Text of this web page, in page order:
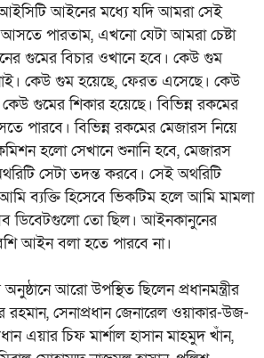
আইসিটি আইনের মধ্যে যদি আমরা সেই
পারতাম, এখনো যেটা আমরা চেষ্টা
গুমের বিচার ওখানে হবে। কেউ গুম
কেউ গুম হয়েছে, ফেরত এসেছে। কেউ
গুমের শিকার হয়েছে। বিভিন্ন রকমের
পারবে। বিভিন্ন রকমের মেজারস নিয়ে
হলো সেখানে শুনানি হবে, মেজারস
সেটা তদন্ত করবে। সেই অথরিটি
ব্যক্তি হিসেবে ভিকটিম হলে আমি মামলা
ডিবেটগুলো তো ছিল। আইনকানুনের
আইন বলা হতে পারবে না।
অনুষ্ঠানে আরো উপস্থিত ছিলেন প্রধানমন্ত্রীর
রহমান, সেনাপ্রধান জেনারেল ওয়াকার-উজ-
এয়ার চিফ মার্শাল হাসান মাহমুদ খাঁন,